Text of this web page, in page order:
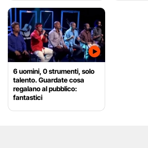
6 uomini, 0 strumenti, solo
talento. Guardate cosa
regalano al pubblico:
fantastici